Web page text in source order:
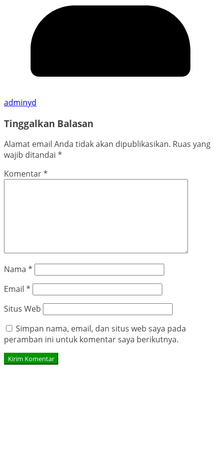
adminyd
Tinggalkan Balasan
Alamat email Anda tidak akan dipublikasikan. Ruas yang
wajib ditandai *
Komentar*
Nama *
Email *
Situs Web
Simpan nama, email, dan situs web saya pada
peramban ini untuk komentar saya berikutnya.